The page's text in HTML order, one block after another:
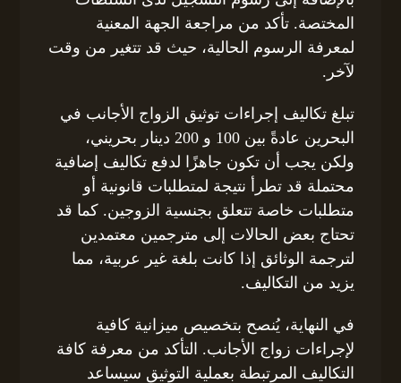
المختصة. تأكد من مراجعة الجهة المعنية
لمعرفة الرسوم الحالية، حيث قد تتغير من وقت
لآخر.
تبلغ تكاليف إجراءات توثيق الزواج الأجانب في
البحرين عادةً بين 100 و 200 دينار بحريني،
ولكن يجب أن تكون جاهزًا لدفع تكاليف إضافية
محتملة قد تطرأ نتيجة لمتطلبات قانونية أو
متطلبات خاصة تتعلق بجنسية الزوجين. كما قد
تحتاج بعض الحالات إلى مترجمين معتمدين
لترجمة الوثائق إذا كانت بلغة غير عربية، مما
يزيد من التكاليف.
في النهاية، يُنصح بتخصيص ميزانية كافية
لإجراءات زواج الأجانب. التأكد من معرفة كافة
التكاليف المرتبطة بعملية التوثيق سيساعد